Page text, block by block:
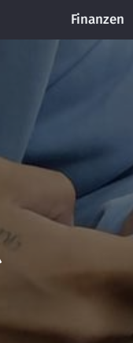
Finanzen